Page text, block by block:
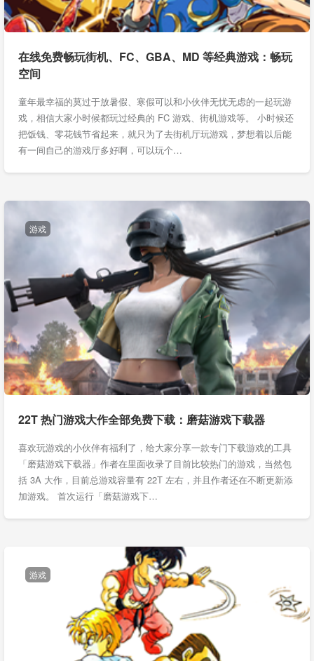
在线免费畅玩街机、FC、GBA、MD 等经典游戏：畅玩
空间
童年最幸福的莫过于放暑假、寒假可以和小伙伴无忧无虑的一起玩游
戏，相信大家小时候都玩过经典的 FC 游戏、街机游戏等。 小时候还
把饭钱、零花钱节省起来，就只为了去街机厅玩游戏，梦想着以后能
有一间自己的游戏厅多好啊，可以玩个…
游戏
22T 热门游戏大作全部免费下载：磨菇游戏下载器
喜欢玩游戏的小伙伴有福利了，给大家分享一款专门下载游戏的工具
「磨菇游戏下载器」作者在里面收录了目前比较热门的游戏，当然包
括 3A 大作，目前总游戏容量有 22T 左右，并且作者还在不断更新添
加游戏。 首次运行「磨菇游戏下…
游戏